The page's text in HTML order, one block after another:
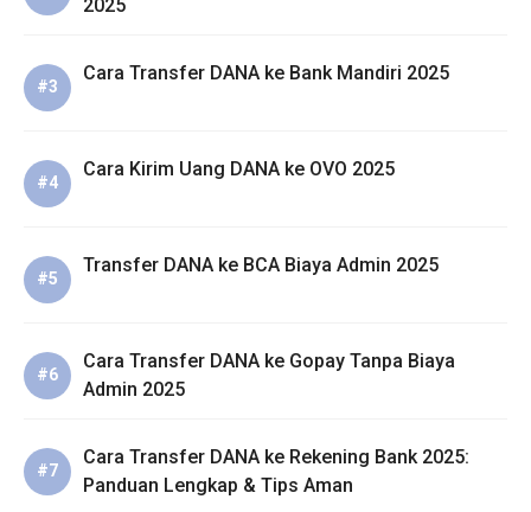
2025
Cara Transfer DANA ke Bank Mandiri 2025
Cara Kirim Uang DANA ke OVO 2025
Transfer DANA ke BCA Biaya Admin 2025
Cara Transfer DANA ke Gopay Tanpa Biaya
Admin 2025
Cara Transfer DANA ke Rekening Bank 2025:
Panduan Lengkap & Tips Aman